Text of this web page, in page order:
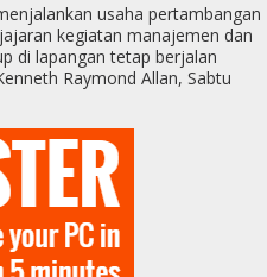
usaha pertambangan
kegiatan manajemen dan
di lapangan tetap berjalan
Raymond Allan, Sabtu